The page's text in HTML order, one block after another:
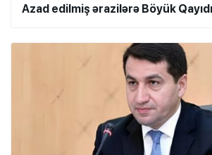
Azad edilmiş ərazilərə Böyük